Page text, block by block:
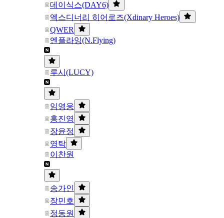
데이식스(DAY6)
엑스디너리 히어로즈(Xdinary Heroes)
QWER
엔플라잉(N.Flying)
루시(LUCY)
임영웅
홍진영
장윤정
영탁
이찬원
송가인
장민호
정동원